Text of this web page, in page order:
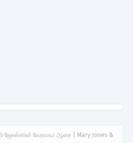
ஜோன்ஸின் வேதாகம ஆசை | Mary Jones &